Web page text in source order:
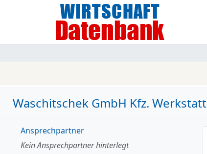
Waschitschek GmbH Kfz. Werkstatt
Ansprechpartner
Kein Ansprechpartner hinterlegt